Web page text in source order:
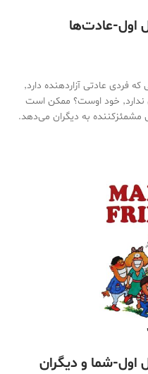
اول-عادت‌ها
عادت‌ها آیا تا به حال دقت کرده‌اید٬ زمانی که فردی عادتی آزاردهنده دارد٬
اغلب اوقات تنها کسی که از قضیه آگاهی ندارد٬ خود اوست؟ ممکن است
مشمئزکننده به دیگران می‌دهد.
شما و دیگران